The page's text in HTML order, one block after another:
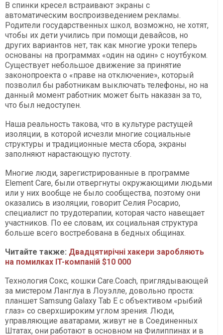
В спинки кресел встраивают экраны с
автоматическим воспроизведением рекламы.
Родители государственных школ, возможно, не хотят,
чтобы их дети учились при помощи девайсов, но
других вариантов нет, так как многие уроки теперь
основаны на программах «один на один» с ноутбуком.
Существует небольшое движение за принятие
законопроекта о «праве на отключение», который
позволил бы работникам выключать телефоны, но на
данный момент работник может быть наказан за то,
что был недоступен.
Наша реальность такова, что в культуре растущей
изоляции, в которой исчезли многие социальные
структуры и традиционные места сбора, экраны
заполняют нарастающую пустоту.
Многие люди, зарегистрированные в программе
Element Care, были отвергнуты окружающими людьми
или у них вообще не было сообщества, поэтому они
оказались в изоляции, говорит Селия Росарио,
специалист по трудотерапии, которая часто навещает
участников. По ее словам, их социальная структура
больше всего востребована в бедных общинах.
Читайте также: Двадцятирічні хакери заробляють
на помилках IT-компаній $10 000
Технология Сокс, кошки Care.Coach, приглядывающей
за мистером Ланглуа в Лоуэлле, довольно проста:
планшет Samsung Galaxy Tab E с объективом «рыбий
глаз» со сверхшироким углом зрения. Люди,
управляющие аватарами, живут не в Соединенных
Штатах, они работают в основном на Филиппинах и в